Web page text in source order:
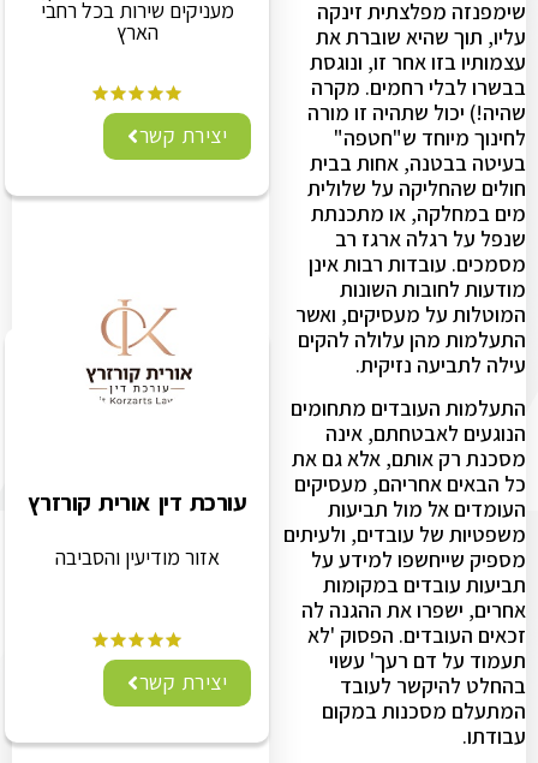
שימפנזה מפלצתית זינקה
עליו, תוך שהיא שוברת את
עצמותיו בזו אחר זו, ונוגסת
בבשרו לבלי רחמים. מקרה
שהיה!) יכול שתהיה זו מורה
לחינוך מיוחד ש"חטפה"
בעיטה בבטנה, אחות בבית
חולים שהחליקה על שלולית
מים במחלקה, או מתכנתת
שנפל על רגלה ארגז רב
מסמכים. עובדות רבות אינן
מודעות לחובות השונות
המוטלות על מעסיקים, ואשר
התעלמות מהן עלולה להקים
עילה לתביעה נזיקית.
התעלמות העובדים מתחומים
הנוגעים לאבטחתם, אינה
מסכנת רק אותם, אלא גם את
כל הבאים אחריהם, מעסיקים
העומדים אל מול תביעות
משפטיות של עובדים, ולעיתים
מספיק שייחשפו למידע על
תביעות עובדים במקומות
אחרים, ישפרו את ההגנה לה
זכאים העובדים. הפסוק 'לא
תעמוד על דם רעך' עשוי
בהחלט להיקשר לעובד
המתעלם מסכנות במקום
עבודתו.
מעניקים שירות בכל רחבי
הארץ
יצירת קשר
עורכת דין אורית קורזרץ
אזור מודיעין והסביבה
יצירת קשר